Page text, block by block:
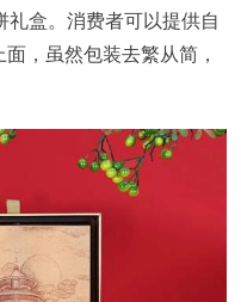
盒。消费者可以提供自
，虽然包装去繁从简，